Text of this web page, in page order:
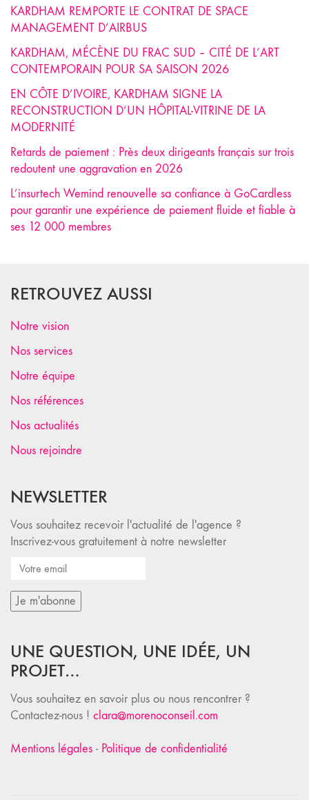
KARDHAM REMPORTE LE CONTRAT DE SPACE
MANAGEMENT D’AIRBUS
KARDHAM, MÉCÈNE DU FRAC SUD – CITÉ DE L’ART
CONTEMPORAIN POUR SA SAISON 2026
EN CÔTE D’IVOIRE, KARDHAM SIGNE LA
RECONSTRUCTION D’UN HÔPITAL-VITRINE DE LA
MODERNITÉ
Retards de paiement : Près deux dirigeants français sur trois
redoutent une aggravation en 2026
L’insurtech Wemind renouvelle sa confiance à GoCardless
pour garantir une expérience de paiement fluide et fiable à
ses 12 000 membres
RETROUVEZ AUSSI
Notre vision
Nos services
Notre équipe
Nos références
Nos actualités
Nous rejoindre
NEWSLETTER
Vous souhaitez recevoir l'actualité de l'agence ?
Inscrivez-vous gratuitement à notre newsletter
UNE QUESTION, UNE IDÉE, UN
PROJET…
Vous souhaitez en savoir plus ou nous rencontrer ?
Contactez-nous ! clara@morenoconseil.com
Mentions légales - Politique de confidentialité